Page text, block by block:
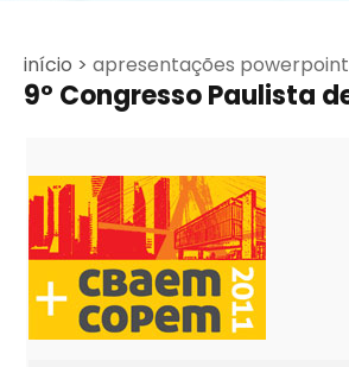
início > apresentações powerpoint
9º Congresso Paulista